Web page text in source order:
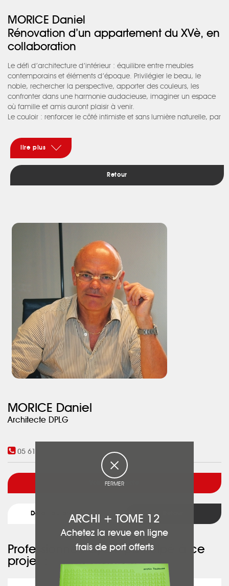
MORICE Daniel
Rénovation d’un appartement du XVè, en
collaboration
Le défi d’architecture d’intérieur : équilibre entre meubles
contemporains et éléments d’époque. Privilégier le beau, le
noble, rechercher la perspective, apporter des couleurs, les
confronter dans une harmonie audacieuse, imaginer un espace
où famille et amis auront plaisir à venir.
Le couloir : renforcer le côté intimiste et sans lumière naturelle, par
niches éclairées, au calepinage de miroirs.
Ainsi, il invite à gagner la pièce à vivre comprenant la cuisine, le
salon avec son mur de briques et la salle à manger, soulignée
par un mur de couleur, comme un prolongement au couloir. La
cuisine en bois latté, conçue comme un mobilier, aux plans en
Le joyau s’agrandit par un triplex dévoilant un ensemble de
réception atypique avec chambre au top d’une tour capitulaire.
le lin sur toute sa hauteur couvre avec légèreté les briques brutes.
Les salles d’eau : une place au grands formats de Dekton®,
mêlée au bois miel des sols en point de hongrie.
La couleur sel de mer des murs s’oppose au faux noir des portes
d’origine, comme une affirmation.
Architecte : Daniel Morice.
lire plus
Retour
MORICE Daniel
Architecte DPLG
05 61 23 93 00
Voir l'architecte
Détail du projet
Professionnels ayant participé à ce
projet :
FERMER
ARCHI + TOME 12
Achetez la revue en ligne
frais de port offerts